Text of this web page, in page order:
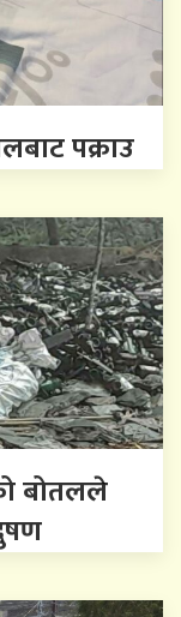
पक्राउ
बोतलले